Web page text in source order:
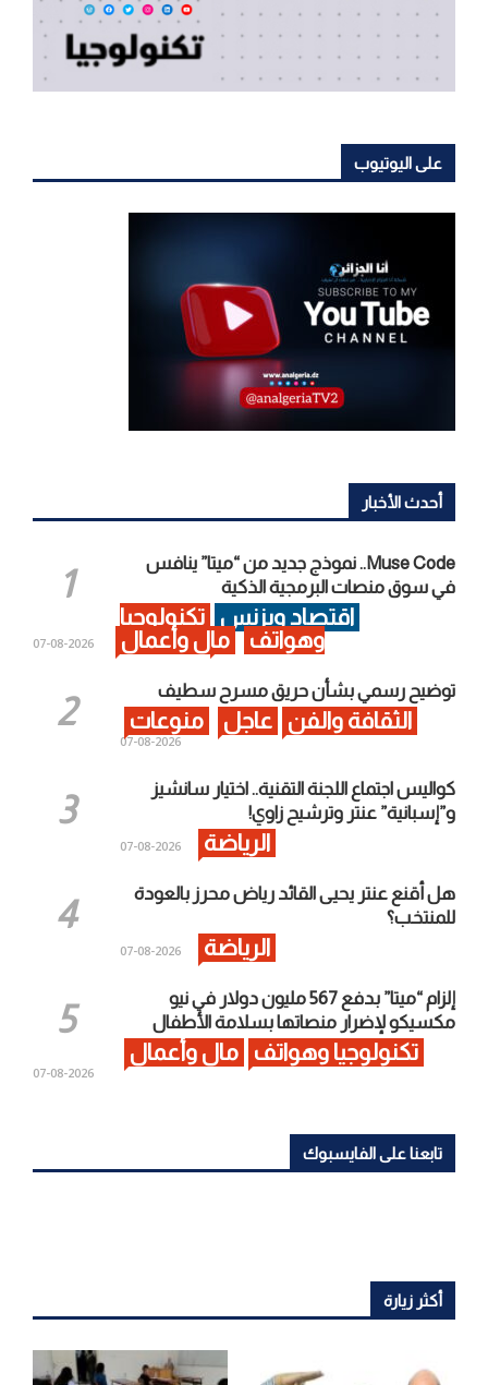
على اليوتيوب
أحدث الأخبار
Muse Code.. نموذج جديد من “ميتا” ينافس
في سوق منصات البرمجية الذكية
اقتصاد وبزنس
تكنولوجيا
وهواتف
مال وأعمال 2026-08-07
توضيح رسمي بشأن حريق مسرح سطيف
الثقافة والفن عاجل منوعات
2026-08-07
كواليس اجتماع اللجنة التقنية.. اختيار سانشيز
و”إسبانية” عنتر وترشيح زاوي!
الرياضة 2026-08-07
هل أقنع عنتر يحيى القائد رياض محرز بالعودة
للمنتخب؟
الرياضة 2026-08-07
إلزام “ميتا” بدفع 567 مليون دولار في نيو
مكسيكو لإضرار منصاتها بسلامة الأطفال
تكنولوجيا وهواتف مال وأعمال
2026-08-07
تابعنا على الفايسبوك
أكثر زيارة